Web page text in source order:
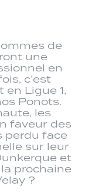
de
une
en
c’est
Ligue 1,
Ponots.
les
faveur des
perdu face
sur leur
et
prochaine
?